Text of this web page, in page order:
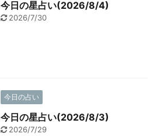
今日の星占い(2026/8/4)
2026/7/30
今日の占い
今日の星占い(2026/8/3)
2026/7/29